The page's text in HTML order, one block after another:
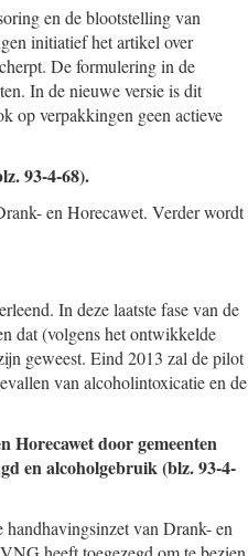
en de blootstelling van
initiatief het artikel over
De formulering in de
In de nieuwe versie is dit
op verpakkingen geen actieve
93-4-68).
en Horecawet. Verder wordt
In deze laatste fase van de
dat (volgens het ontwikkelde
geweest. Eind 2013 zal de pilot
van alcoholintoxicatie en de
Horecawet door gemeenten
en alcoholgebruik (blz. 93-4-
van Drank- en